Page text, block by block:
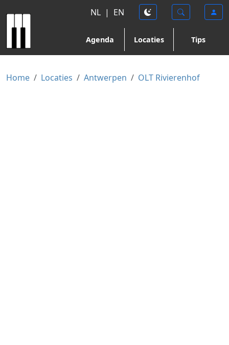
NL | EN
Agenda Locaties Tips
Home Locaties Antwerpen OLT Rivierenhof